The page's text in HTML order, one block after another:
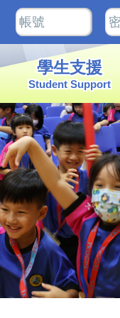
學生支援
Student Support